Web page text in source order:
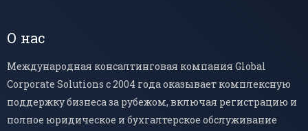
О нас
Международная консалтинговая компания Global
Corporate Solutions с 2004 года оказывает комплексную
поддержку бизнеса за рубежом, включая регистрацию и
полное юридическое и бухгалтерское обслуживание